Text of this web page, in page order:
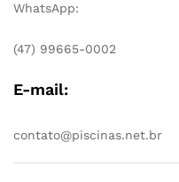
WhatsApp:
(47) 99665-0002
E-mail:
contato@piscinas.net.br